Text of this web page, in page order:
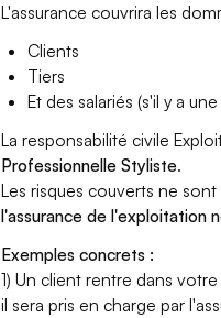
L'assurance couvrira les
Clients
Tiers
Et des salariés (s'il y a
La responsabilité civile
Professionnelle Styliste.
Les risques couverts ne
l'assurance de l'exploitation
Exemples concrets :
1) Un client rentre dans
il sera pris en charge par